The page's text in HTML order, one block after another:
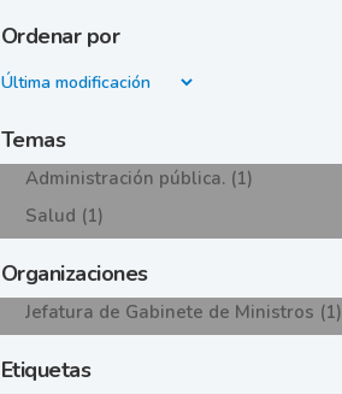
Ordenar por
Temas
Administración pública. (1)
Salud (1)
Organizaciones
Jefatura de Gabinete de Ministros (1)
Etiquetas